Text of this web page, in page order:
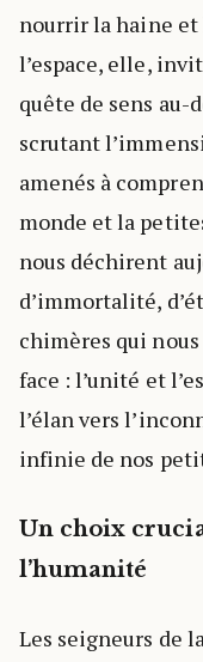
nourrir la haine et
l’espace, elle,
quête de sens au-
scrutant
amenés à
monde et la
nous déchirent
d’immortalité,
chimères qui
face : l’unité et
l’élan vers
infinie de nos
Un choix
l’humanité
Les seigneurs de